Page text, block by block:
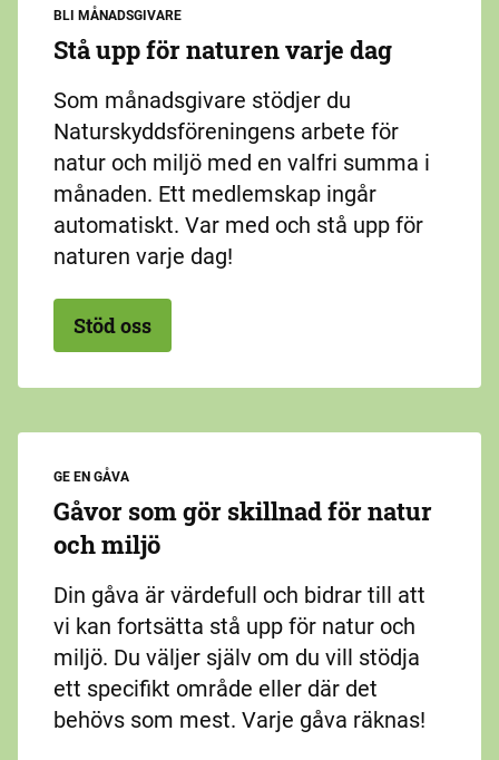
BLI MÅNADSGIVARE
Stå upp för naturen varje dag
Som månadsgivare stödjer du
Naturskyddsföreningens arbete för
natur och miljö med en valfri summa i
månaden. Ett medlemskap ingår
automatiskt. Var med och stå upp för
naturen varje dag!
Stöd oss
GE EN GÅVA
Gåvor som gör skillnad för natur
och miljö
Din gåva är värdefull och bidrar till att
vi kan fortsätta stå upp för natur och
miljö. Du väljer själv om du vill stödja
ett specifikt område eller där det
behövs som mest. Varje gåva räknas!